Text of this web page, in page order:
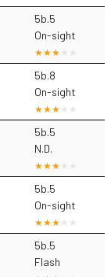
5b.5
On-sight
5b.8
On-sight
5b.5
N.D.
5b.5
On-sight
5b.5
Flash